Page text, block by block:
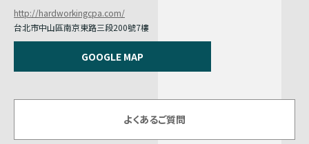
http://hardworkingcpa.com/
台北市中山區南京東路三段200號7樓
GOOGLE MAP
よくあるご質問